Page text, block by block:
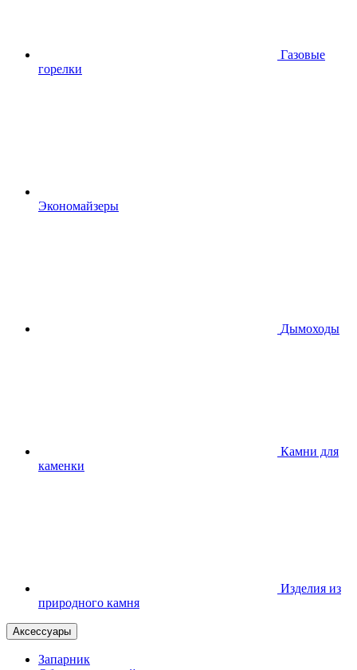
Газовые
горелки
Экономайзеры
Дымоходы
Камни для
каменки
Изделия из
природного камня
Аксессуары
Запарник